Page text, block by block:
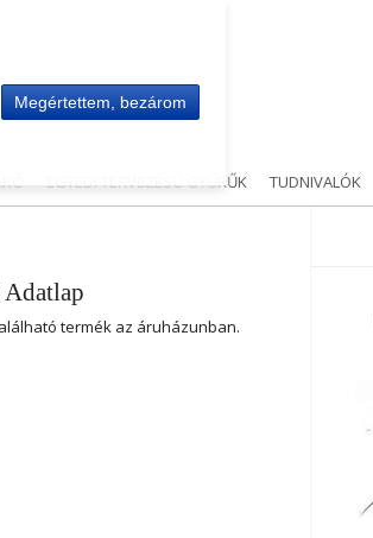
EGYEDI TERVEZÉSŰ GYŰRŰK TUDNIVALÓK
termék az áruházunban.
Megértettem, bezárom